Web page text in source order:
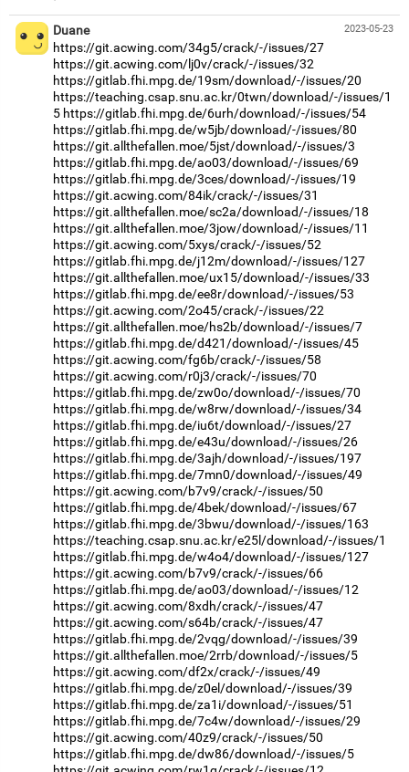
2023-05-23
Duane
https://git.acwing.com/34g5/crack/-/issues/27
https://git.acwing.com/lj0v/crack/-/issues/32
https://gitlab.fhi.mpg.de/19sm/download/-/issues/20
https://teaching.csap.snu.ac.kr/0twn/download/-/issues/1
5 https://gitlab.fhi.mpg.de/6urh/download/-/issues/54
https://gitlab.fhi.mpg.de/w5jb/download/-/issues/80
https://git.allthefallen.moe/5jst/download/-/issues/3
https://gitlab.fhi.mpg.de/ao03/download/-/issues/69
https://gitlab.fhi.mpg.de/3ces/download/-/issues/19
https://git.acwing.com/84ik/crack/-/issues/31
https://git.allthefallen.moe/sc2a/download/-/issues/18
https://git.allthefallen.moe/3jow/download/-/issues/11
https://git.acwing.com/5xys/crack/-/issues/52
https://gitlab.fhi.mpg.de/j12m/download/-/issues/127
https://git.allthefallen.moe/ux15/download/-/issues/33
https://gitlab.fhi.mpg.de/ee8r/download/-/issues/53
https://git.acwing.com/2o45/crack/-/issues/22
https://git.allthefallen.moe/hs2b/download/-/issues/7
https://gitlab.fhi.mpg.de/d421/download/-/issues/45
https://git.acwing.com/fg6b/crack/-/issues/58
https://git.acwing.com/r0j3/crack/-/issues/70
https://gitlab.fhi.mpg.de/zw0o/download/-/issues/70
https://gitlab.fhi.mpg.de/w8rw/download/-/issues/34
https://gitlab.fhi.mpg.de/iu6t/download/-/issues/27
https://gitlab.fhi.mpg.de/e43u/download/-/issues/26
https://gitlab.fhi.mpg.de/3ajh/download/-/issues/197
https://gitlab.fhi.mpg.de/7mn0/download/-/issues/49
https://git.acwing.com/b7v9/crack/-/issues/50
https://gitlab.fhi.mpg.de/4bek/download/-/issues/67
https://gitlab.fhi.mpg.de/3bwu/download/-/issues/163
https://teaching.csap.snu.ac.kr/e25l/download/-/issues/1
https://gitlab.fhi.mpg.de/w4o4/download/-/issues/127
https://git.acwing.com/b7v9/crack/-/issues/66
https://gitlab.fhi.mpg.de/ao03/download/-/issues/12
https://git.acwing.com/8xdh/crack/-/issues/47
https://git.acwing.com/s64b/crack/-/issues/47
https://gitlab.fhi.mpg.de/2vqg/download/-/issues/39
https://git.allthefallen.moe/2rrb/download/-/issues/5
https://git.acwing.com/df2x/crack/-/issues/49
https://gitlab.fhi.mpg.de/z0el/download/-/issues/39
https://gitlab.fhi.mpg.de/za1i/download/-/issues/51
https://gitlab.fhi.mpg.de/7c4w/download/-/issues/29
https://git.acwing.com/40z9/crack/-/issues/50
https://gitlab.fhi.mpg.de/dw86/download/-/issues/5